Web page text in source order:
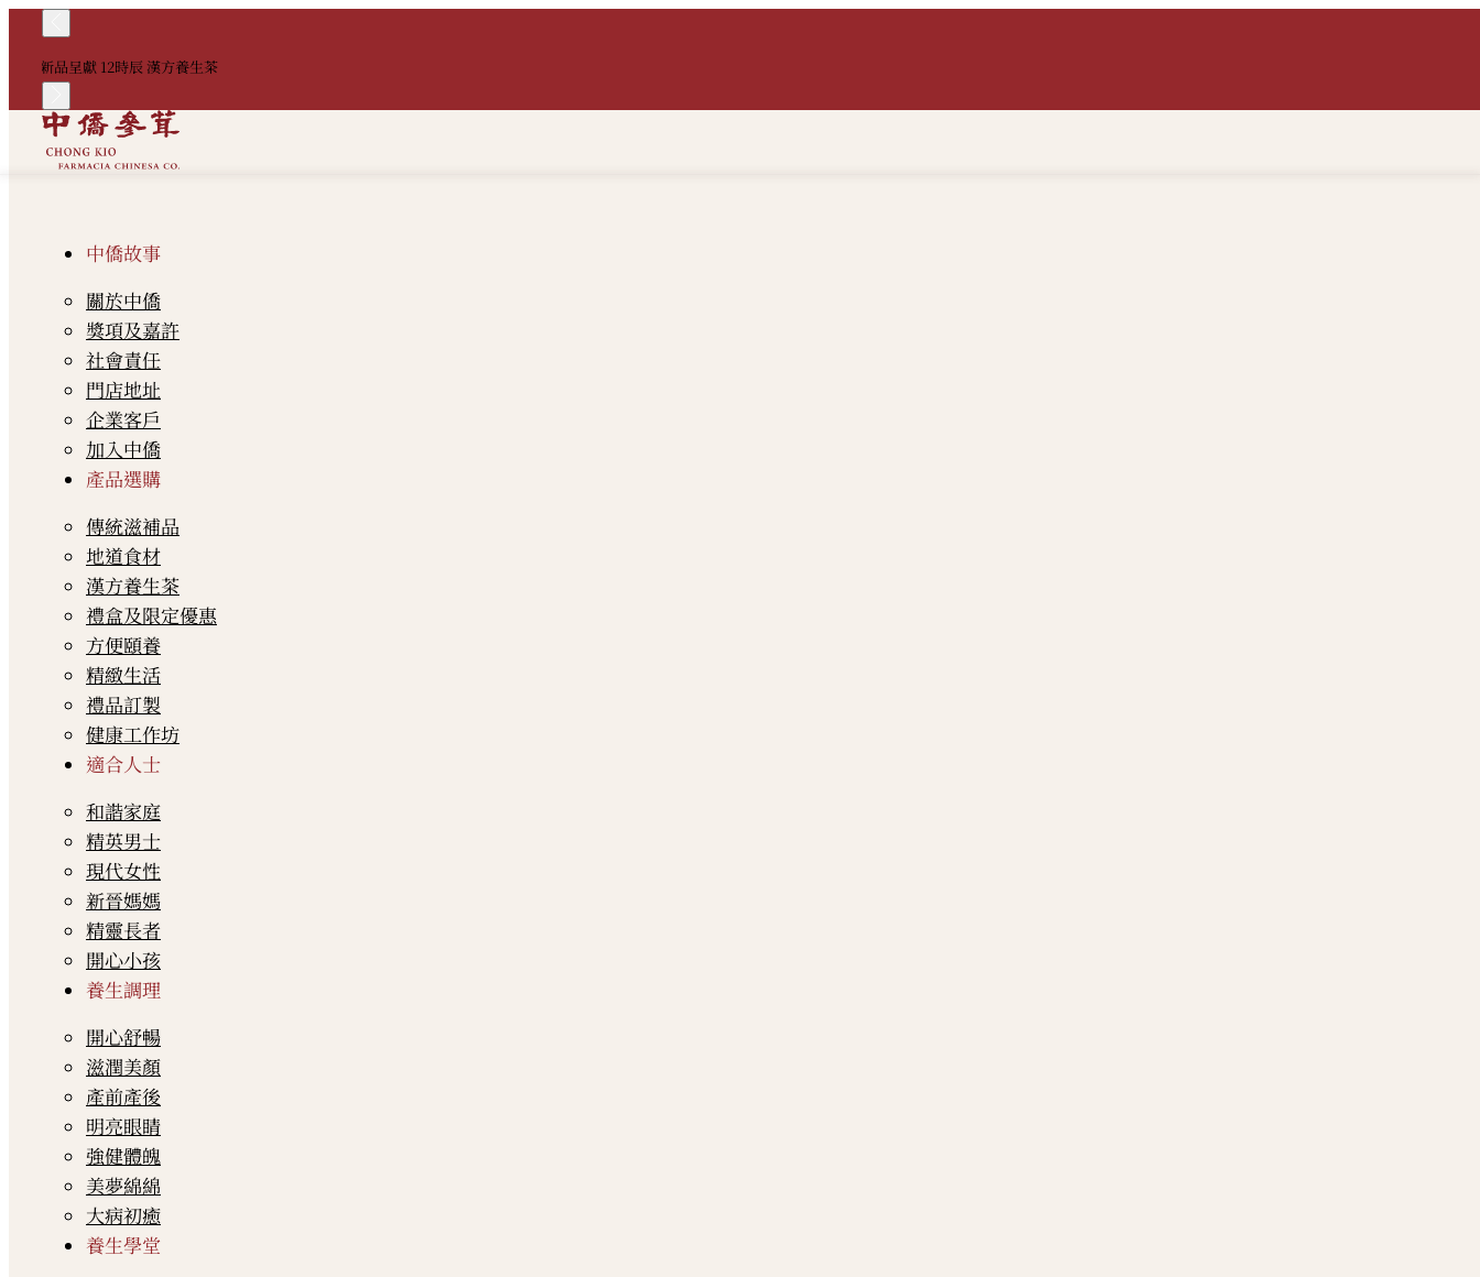
新品呈獻 12時辰 漢方養生茶
中僑故事
關於中僑
獎項及嘉許
社會責任
門店地址
企業客戶
加入中僑
產品選購
傳統滋補品
地道食材
漢方養生茶
禮盒及限定優惠
方便頤養
精緻生活
禮品訂製
健康工作坊
適合人士
和諧家庭
精英男士
現代女性
新晉媽媽
精靈長者
開心小孩
養生調理
開心舒暢
滋潤美顏
產前產後
明亮眼睛
強健體魄
美夢綿綿
大病初癒
養生學堂